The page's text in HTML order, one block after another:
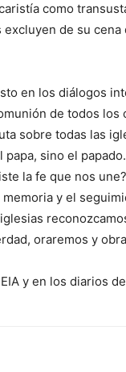
como
excluyen de su
en los diálogos
de todos los
sobre todas las
papa, sino el papado.
la fe que nos
y el
oraremos y
y en los diarios